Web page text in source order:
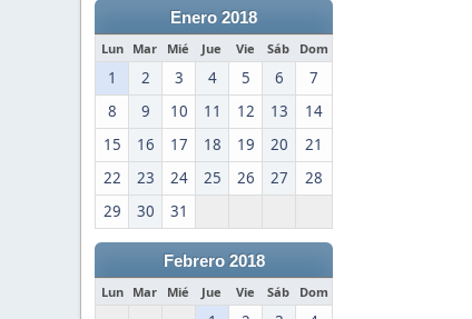
Enero 2018
Lun Mar Mié Jue Vie Sáb Dom
1 2 3 4 5 6
7
8
9 10 11 12 13
14
15
16 17 18 19 20
21
22
23 24 25 26 27
28
29
30 31
Febrero 2018
Lun Mar Mié Jue Vie Sáb Dom